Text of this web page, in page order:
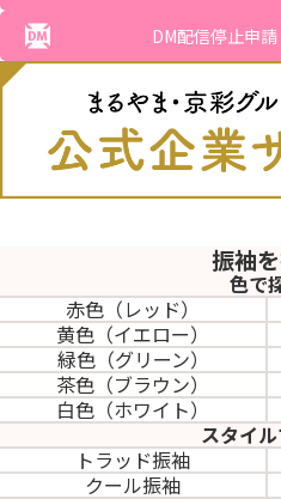
DM配信停止申請
振袖
色で
赤色（レッド）
黄色（イエロー）
緑色（グリーン）
茶色（ブラウン）
白色（ホワイト）
スタイ
トラッド振袖
クール振袖